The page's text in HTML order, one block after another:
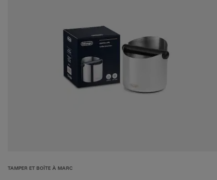
TAMPER ET BOÎTE À MARC